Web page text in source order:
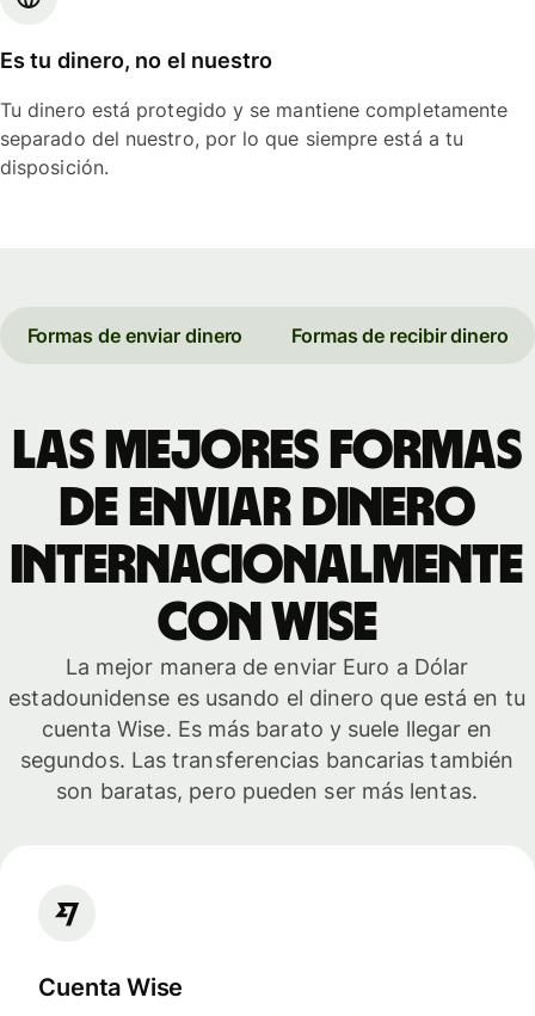
Es tu dinero, no el nuestro
Tu dinero está protegido y se mantiene completamente
separado del nuestro, por lo que siempre está a tu
disposición.
Formas de enviar dinero Formas de recibir dinero
Las mejores formas
de enviar dinero
internacionalmente
con Wise
La mejor manera de enviar Euro a Dólar
estadounidense es usando el dinero que está en tu
cuenta Wise. Es más barato y suele llegar en
segundos. Las transferencias bancarias también
son baratas, pero pueden ser más lentas.
Cuenta Wise